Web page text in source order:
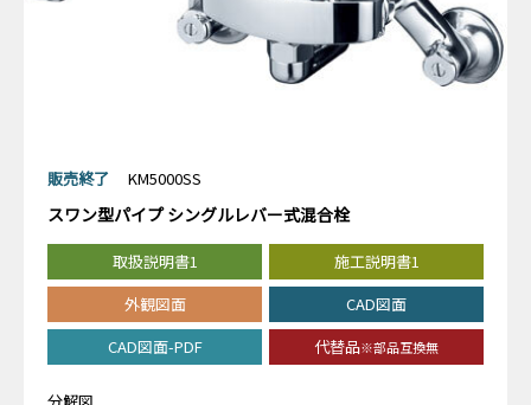
販売終了 KM5000SS
スワン型パイプ シングルレバー式混合栓
取扱説明書1
施工説明書1
外観図面
CAD図面
CAD図面-PDF
代替品※部品互換無